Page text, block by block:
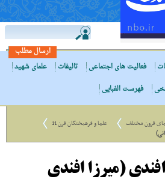
ارسال مطلب
فعالیت های اجتماعی تالیفات
علمای شهید
فهرست الفبایی
قرون مختلف
علما و فرهیختگان قرن 11
(میرزا افندی